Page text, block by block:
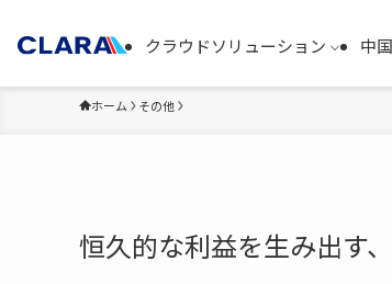
クラウドソリューション 中
ホーム その他
恒久的な利益を生み出す